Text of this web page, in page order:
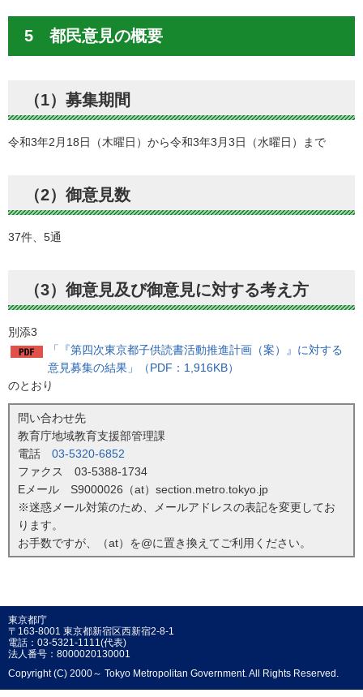
5 都民意見の概要
（1）募集期間
令和3年2月18日（木曜日）から令和3年3月3日（水曜日）まで
（2）御意見数
37件、5通
（3）御意見及び御意見に対する考え方
別添3
「『第四次東京都子供読書活動推進計画（案）』に対する
意見募集の結果」（PDF：1,916KB）
のとおり
問い合わせ先
教育庁地域教育支援部管理課
電話 03-5320-6852
ファクス 03-5388-1734
Eメール S9000026（at）section.metro.tokyo.jp
※迷惑メール対策のため、メールアドレスの表記を変更してお
ります。
お手数ですが、（at）を@に置き換えてご利用ください。
東京都庁
〒163-8001 東京都新宿区西新宿2-8-1
電話：03-5321-1111(代表)
法人番号：8000020130001
Copyright (C) 2000～ Tokyo Metropolitan Government. All Rights Reserved.